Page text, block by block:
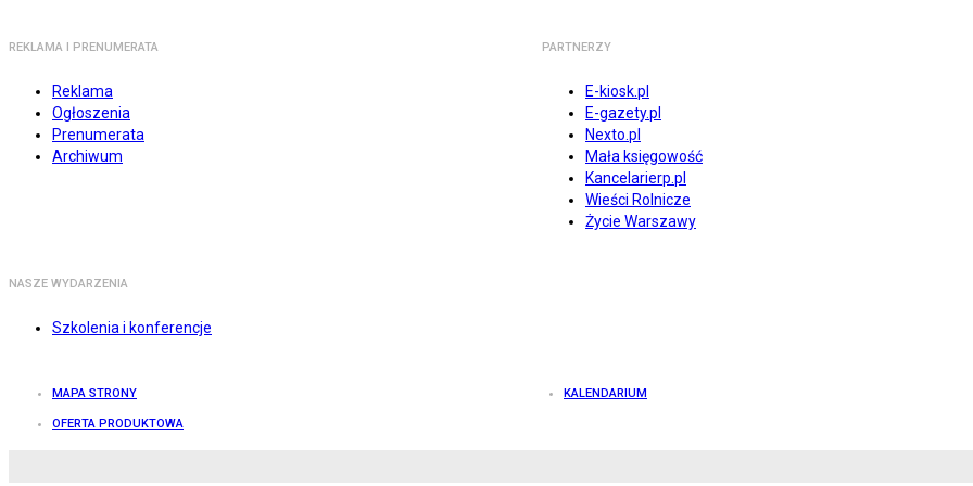
REKLAMA I PRENUMERATA
Reklama
Ogłoszenia
Prenumerata
Archiwum
PARTNERZY
E-kiosk.pl
E-gazety.pl
Nexto.pl
Mała księgowość
Kancelarierp.pl
Wieści Rolnicze
Życie Warszawy
NASZE WYDARZENIA
Szkolenia i konferencje
MAPA STRONY KALENDARIUM
OFERTA PRODUKTOWA